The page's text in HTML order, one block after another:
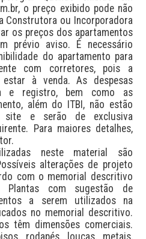
o preço exibido pode não
Construtora ou Incorporadora
os preços dos apartamentos
prévio aviso. É necessário
do apartamento para
com corretores, pois a
à venda. As despesas
e registro, bem como as
além do ITBI, não estão
e serão de exclusiva
Para maiores detalhes,
neste material são
alterações de projeto
com o memorial descritivo
Plantas com sugestão de
a serem utilizados na
no memorial descritivo.
têm dimensões comerciais.
rodapés, louças, metais,